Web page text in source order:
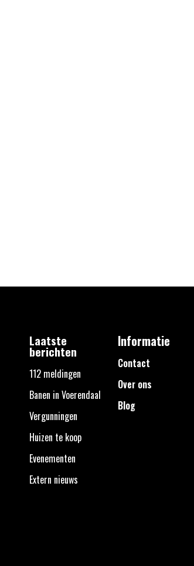
Laatste
berichten
112 meldingen
Banen in Voerendaal
Vergunningen
Huizen te koop
Evenementen
Extern nieuws
Informatie
Contact
Over ons
Blog